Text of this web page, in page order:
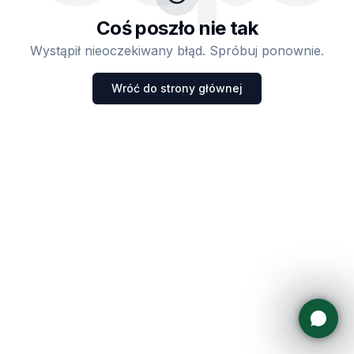
Coś poszło nie tak
Wystąpił nieoczekiwany błąd. Spróbuj ponownie.
Wróć do strony głównej